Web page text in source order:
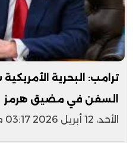
ترامب: البحرية
السفن في مضيق هرمز
الأحد، 12 أبريل 2026 03:17 م